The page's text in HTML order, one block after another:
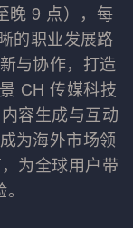
晚 9 点），每
的职业发展路
与协作，打造
CH 传媒科技
容生成与互动
为海外市场领
为全球用户带